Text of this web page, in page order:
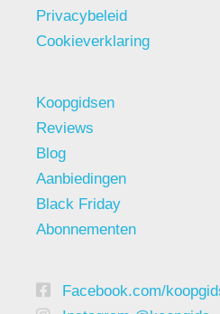
Privacybeleid
Cookieverklaring
Koopgidsen
Reviews
Blog
Aanbiedingen
Black Friday
Abonnementen
Facebook.com/